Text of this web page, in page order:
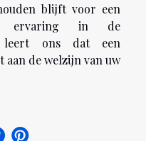
blijft voor een
ervaring in de
leert ons dat een
aan de welzijn van uw